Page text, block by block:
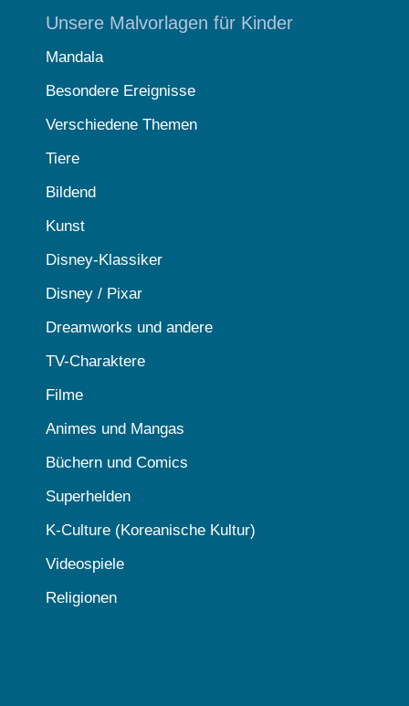
Unsere Malvorlagen für Kinder
Mandala
Besondere Ereignisse
Verschiedene Themen
Tiere
Bildend
Kunst
Disney-Klassiker
Disney / Pixar
Dreamworks und andere
TV-Charaktere
Filme
Animes und Mangas
Büchern und Comics
Superhelden
K-Culture (Koreanische Kultur)
Videospiele
Religionen